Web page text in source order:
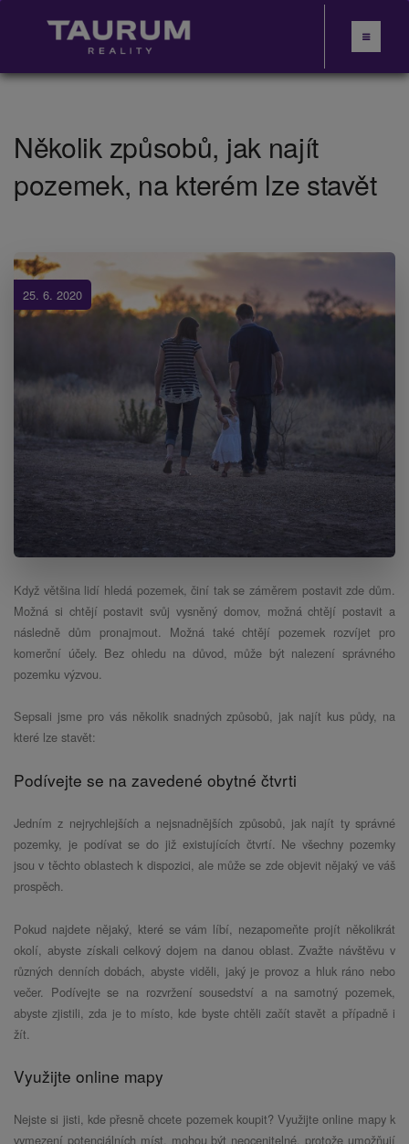
Několik způsobů, jak najít
pozemek, na kterém lze stavět
25. 6. 2020
Když většina lidí hledá pozemek, činí tak se záměrem postavit zde dům.
Možná si chtějí postavit svůj vysněný domov, možná chtějí postavit a
následně dům pronajmout. Možná také chtějí pozemek rozvíjet pro
komerční účely. Bez ohledu na důvod, může být nalezení správného
pozemku výzvou.
Sepsali jsme pro vás několik snadných způsobů, jak najít kus půdy, na
které lze stavět:
Podívejte se na zavedené obytné čtvrti
Jedním z nejrychlejších a nejsnadnějších způsobů, jak najít ty správné
pozemky, je podívat se do již existujících čtvrtí. Ne všechny pozemky
jsou v těchto oblastech k dispozici, ale může se zde objevit nějaký ve váš
prospěch.
Pokud najdete nějaký, které se vám líbí, nezapomeňte projít několikrát
okolí, abyste získali celkový dojem na danou oblast. Zvažte návštěvu v
různých denních dobách, abyste viděli, jaký je provoz a hluk ráno nebo
večer. Podívejte se na rozvržení sousedství a na samotný pozemek,
abyste zjistili, zda je to místo, kde byste chtěli začít stavět a případně i
žít.
Využijte online mapy
Nejste si jisti, kde přesně chcete pozemek koupit? Využijte online mapy k
vymezení potenciálních míst, mohou být neocenitelné, protože umožňují